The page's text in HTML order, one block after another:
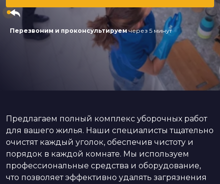
Перезвоним и проконсультируемчерез 5 минут
Предлагаем полный комплекс уборочных работ
для вашего жилья. Наши специалисты тщательно
очистят каждый уголок, обеспечив чистоту и
порядок в каждой комнате. Мы используем
профессиональные средства и оборудование,
что позволяет эффективно удалять загрязнения